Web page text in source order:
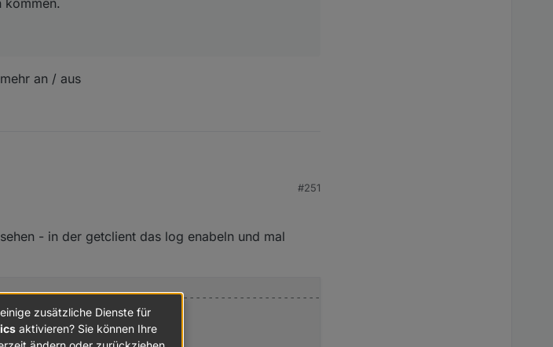
an / aus
#251
- in der getclient das log enabeln und mal
zusätzliche Dienste für
aktivieren? Sie können Ihre